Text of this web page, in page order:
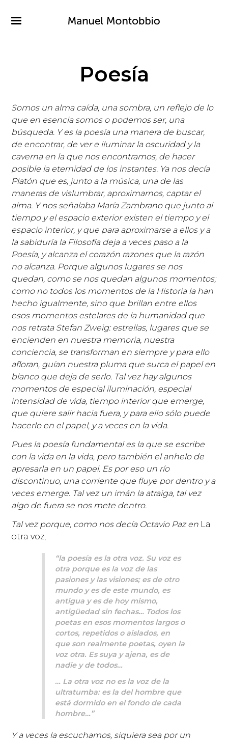
contenido
Poesía
Somos un alma caída, una sombra, un reflejo de lo
que en esencia somos o podemos ser, una
búsqueda. Y es la poesía una manera de buscar,
de encontrar, de ver e iluminar la oscuridad y la
caverna en la que nos encontramos, de hacer
posible la eternidad de los instantes. Ya nos decía
Platón que es, junto a la música, una de las
maneras de vislumbrar, aproximarnos, captar el
alma. Y nos señalaba María Zambrano que junto al
tiempo y el espacio exterior existen el tiempo y el
espacio interior, y que para aproximarse a ellos y a
la sabiduría la Filosofía deja a veces paso a la
Poesía, y alcanza el corazón razones que la razón
no alcanza. Porque algunos lugares se nos
quedan, como se nos quedan algunos momentos;
como no todos los momentos de la Historia la han
hecho igualmente, sino que brillan entre ellos
esos momentos estelares de la humanidad que
nos retrata Stefan Zweig: estrellas, lugares que se
encienden en nuestra memoria, nuestra
conciencia, se transforman en siempre y para ello
afloran, guían nuestra pluma que surca el papel en
blanco que deja de serlo. Tal vez hay algunos
momentos de especial iluminación, especial
intensidad de vida, tiempo interior que emerge,
que quiere salir hacia fuera, y para ello sólo puede
hacerlo en el papel, y a veces en la vida.
Pues la poesía fundamental es la que se escribe
con la vida en la vida, pero también el anhelo de
apresarla en un papel. Es por eso un río
discontinuo, una corriente que fluye por dentro y a
veces emerge. Tal vez un imán la atraiga, tal vez
algo de fuera se nos mete dentro.
Tal vez porque, como nos decía Octavio Paz en La
otra voz,
“la poesía es la otra voz. Su voz es
otra porque es la voz de las
pasiones y las visiones; es de otro
mundo y es de este mundo, es
antigua y es de hoy mismo,
antigüedad sin fechas… Todos los
poetas en esos momentos largos o
cortos, repetidos o aislados, en
que son realmente poetas, oyen la
voz otra. Es suya y ajena, es de
nadie y de todos…
… La otra voz no es la voz de la
ultratumba: es la del hombre que
está dormido en el fondo de cada
hombre…”
Y a veces la escuchamos, siquiera sea por un